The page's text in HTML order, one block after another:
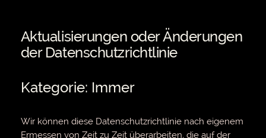
Aktualisierungen oder Änderungen
der Datenschutzrichtlinie
Kategorie: Immer
Wir können diese Datenschutzrichtlinie nach eigenem
Ermessen von Zeit zu Zeit überarbeiten, die auf der